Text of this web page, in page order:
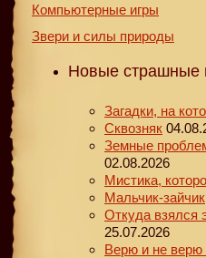
Компьютерные игры
Звери и силы природы
Новые страшные
Загадки, на
Сквозняк
Земные
02.08.2026
Мистика,
Мальчик-зайчик
Откуда взялся
25.07.2026
Верю и не верю